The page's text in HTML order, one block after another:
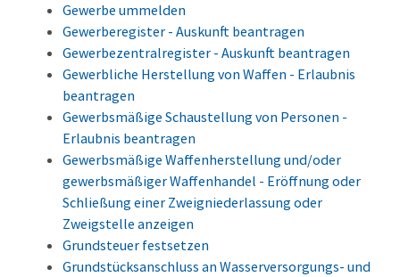
Gewerbe ummelden
Gewerberegister - Auskunft beantragen
Gewerbezentralregister - Auskunft beantragen
Gewerbliche Herstellung von Waffen - Erlaubnis
beantragen
Gewerbsmäßige Schaustellung von Personen -
Erlaubnis beantragen
Gewerbsmäßige Waffenherstellung und/oder
gewerbsmäßiger Waffenhandel - Eröffnung oder
Schließung einer Zweigniederlassung oder
Zweigstelle anzeigen
Grundsteuer festsetzen
Grundstücksanschluss an Wasserversorgungs- und